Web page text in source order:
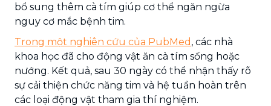
bổ sung thêm cà tím giúp cơ thể ngăn ngừa
nguy cơ mắc bệnh tim.
Trong một nghiên cứu của PubMed , các nhà
khoa học đã cho động vật ăn cà tím sống hoặc
nướng. Kết quả, sau 30 ngày có thể nhận thấy rõ
sự cải thiện chức năng tim và hệ tuần hoàn trên
các loại động vật tham gia thí nghiệm.